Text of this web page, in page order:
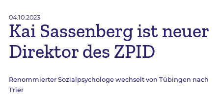
04.10.2023
Kai Sassenberg ist neuer
Direktor des ZPID
Renommierter Sozialpsychologe wechselt von Tübingen nach
Trier